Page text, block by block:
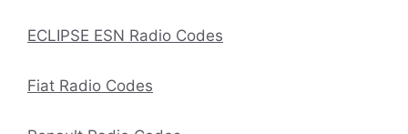
ECLIPSE ESN Radio Codes
Fiat Radio Codes